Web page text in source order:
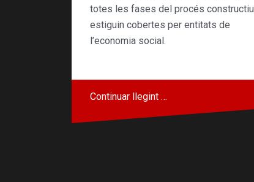
totes les fases del procés constructiu
estiguin cobertes per entitats de
l’economia social.
Continuar llegint …